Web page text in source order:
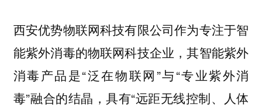
西安优势物联网科技有限公司作为专注于智
能紫外消毒的物联网科技企业，其智能紫外
消毒产品是“泛在物联网”与“专业紫外消
毒”融合的结晶，具有“远距无线控制、人体